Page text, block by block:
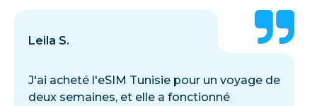
Leila S.
J'ai acheté l'eSIM Tunisie pour un voyage de
deux semaines, et elle a fonctionné